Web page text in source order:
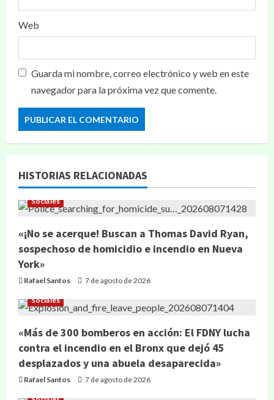
Web
Guarda mi nombre, correo electrónico y web en este
navegador para la próxima vez que comente.
HISTORIAS RELACIONADAS
Sociales
«¡No se acerque! Buscan a Thomas David Ryan,
sospechoso de homicidio e incendio en Nueva
York»
Rafael Santos 7 de agosto de 2026
Sociales
«Más de 300 bomberos en acción: El FDNY lucha
contra el incendio en el Bronx que dejó 45
desplazados y una abuela desaparecida»
Rafael Santos 7 de agosto de 2026